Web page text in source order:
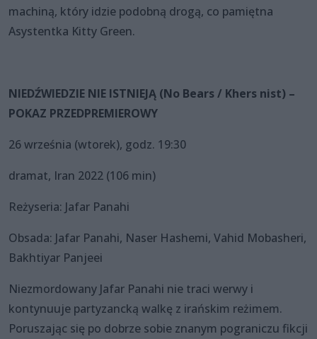
machiną, który idzie podobną drogą, co pamiętna
Asystentka Kitty Green.
NIEDŹWIEDZIE NIE ISTNIEJĄ (No Bears / Khers nist) –
POKAZ PRZEDPREMIEROWY
26 września (wtorek), godz. 19:30
dramat, Iran 2022 (106 min)
Reżyseria: Jafar Panahi
Obsada: Jafar Panahi, Naser Hashemi, Vahid Mobasheri,
Bakhtiyar Panjeei
Niezmordowany Jafar Panahi nie traci werwy i
kontynuuje partyzancką walkę z irańskim reżimem.
Poruszając się po dobrze sobie znanym pograniczu fikcji